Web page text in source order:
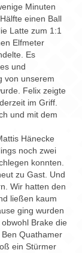
Minuten
einen Ball
Latte zum 1:1
Elfmeter
Es
und
von unserem
Felix zeigte
im Griff.
und mit dem
Hänecke
noch zwei
konnten.
zu Gast. Und
Wir hatten den
ließen kaum
ging wurden
Brake die
Quathamer
ein Stürmer